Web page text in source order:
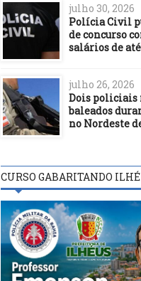
julho 30, 2026
Polícia Civil
de concurso
salários de
julho 26, 2026
Dois
baleados
no Nordeste
CURSO GABARITANDO